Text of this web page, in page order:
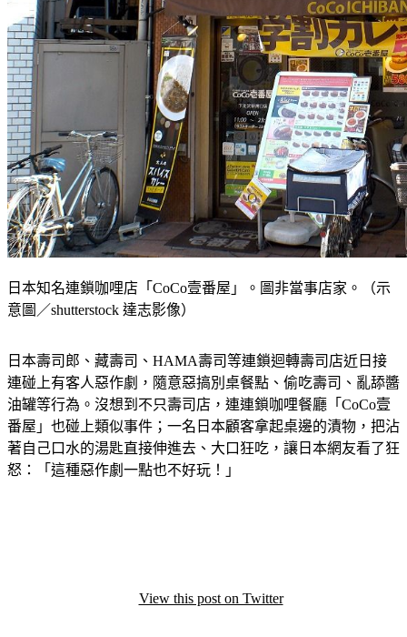
日本知名連鎖咖哩店「CoCo壹番屋」。圖非當事店家。（示
意圖／shutterstock 達志影像）
日本壽司郎、藏壽司、HAMA壽司等連鎖迴轉壽司店近日接
連碰上有客人惡作劇，隨意惡搞別桌餐點、偷吃壽司、亂舔醬
油罐等行為。沒想到不只壽司店，連連鎖咖哩餐廳「CoCo壹
番屋」也碰上類似事件；一名日本顧客拿起桌邊的漬物，把沾
著自己口水的湯匙直接伸進去、大口狂吃，讓日本網友看了狂
怒：「這種惡作劇一點也不好玩！」
View this post on Twitter